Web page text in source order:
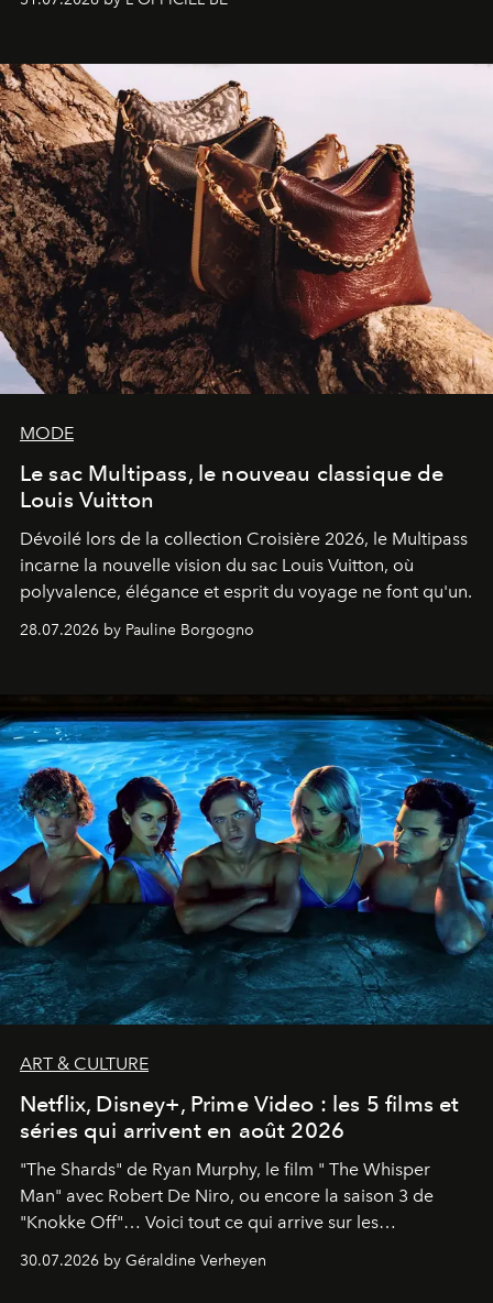
américain investit les espaces imaginés par Frank Gehry
sculpture.
MODE
Le sac Multipass, le nouveau classique de
Louis Vuitton
Dévoilé lors de la collection Croisière 2026, le Multipass
incarne la nouvelle vision du sac Louis Vuitton, où
polyvalence, élégance et esprit du voyage ne font qu'un.
28.07.2026 by Pauline Borgogno
ART & CULTURE
Netflix, Disney+, Prime Video : les 5 films et
séries qui arrivent en août 2026
"The Shards" de Ryan Murphy, le film " The Whisper
Man" avec Robert De Niro, ou encore la saison 3 de
"Knokke Off"… Voici tout ce qui arrive sur les
30.07.2026 by Géraldine Verheyen